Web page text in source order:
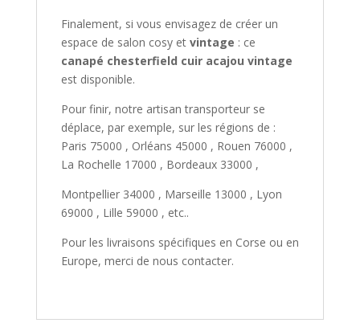
Finalement, si vous envisagez de créer un
espace de salon cosy et vintage : ce
canapé chesterfield cuir acajou vintage
est disponible.
Pour finir, notre artisan transporteur se
déplace, par exemple, sur les régions de :
Paris 75000 , Orléans 45000 , Rouen 76000 ,
La Rochelle 17000 , Bordeaux 33000 ,
Montpellier 34000 , Marseille 13000 , Lyon
69000 , Lille 59000 , etc..
Pour les livraisons spécifiques en Corse ou en
Europe, merci de nous contacter.